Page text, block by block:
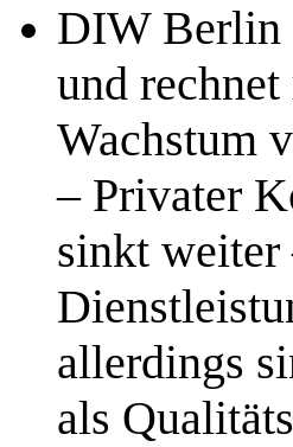
DIW Berlin
und
Wachstum
– Privater
sinkt weiter
allerdings
als